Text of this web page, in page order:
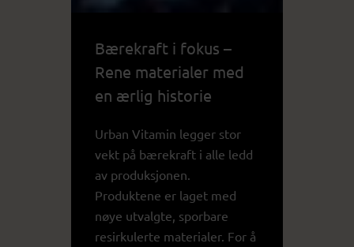
Bærekraft i fokus –
Rene materialer med
en ærlig historie
Urban Vitamin legger stor
vekt på bærekraft i alle ledd
av produksjonen.
Produktene er laget med
nøye utvalgte, sporbare
resirkulerte materialer. For å